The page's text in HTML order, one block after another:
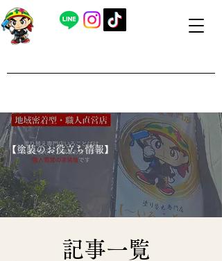
​【塗装のお役立ち情報】
​記事一覧